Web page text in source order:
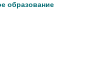
образование